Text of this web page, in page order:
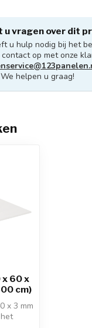
u vragen over dit
u hulp nodig bij het
op met onze
helpen u graag!
60 x
cm)
x 3 mm